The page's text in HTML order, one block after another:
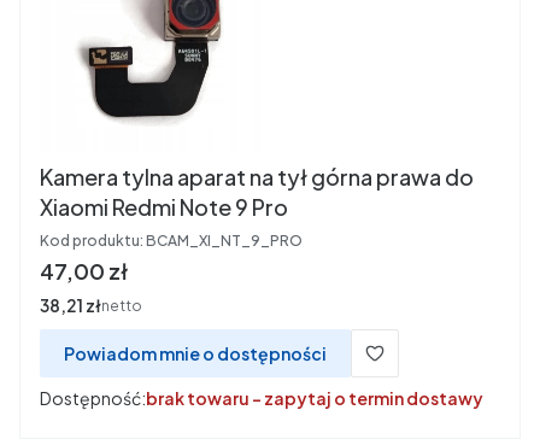
Kamera tylna aparat na tył górna prawa do
Xiaomi Redmi Note 9 Pro
Kod produktu: BCAM_XI_NT_9_PRO
Cena
47,00 zł
Cena
38,21 złnetto
Powiadom mnie o dostępności
Dostępność:brak towaru - zapytaj o termin dostawy